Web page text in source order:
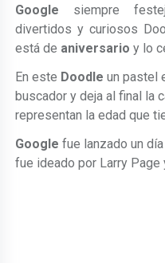
Google siempre
divertidos y curiosos
está de aniversario y lo
En este Doodle un pastel
buscador y deja al final la
representan la edad que
Google fue lanzado un
fue ideado por Larry Page